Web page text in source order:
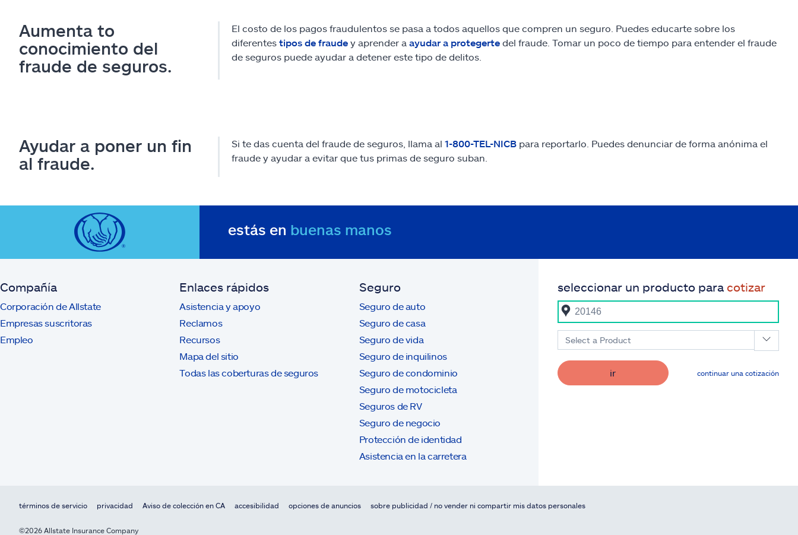
Aumenta to
conocimiento del
fraude de seguros.
El costo de los pagos fraudulentos se pasa a todos aquellos que compren un seguro. Puedes educarte sobre los
diferentes tipos de fraudey aprender a ayudar a protegertedel fraude. Tomar un poco de tiempo para entender el fraude
de seguros puede ayudar a detener este tipo de delitos.
Ayudar a poner un fin
al fraude.
Si te das cuenta del fraude de seguros, llama al 1-800-TEL-NICBpara reportarlo. Puedes denunciar de forma anónima el
fraude y ayudar a evitar que tus primas de seguro suban.
estás en buenas manos
Compañía
Corporación de Allstate
Empresas suscritoras
Empleo
Enlaces rápidos
Asistencia y apoyo
Reclamos
Recursos
Mapa del sitio
Todas las coberturas de seguros
Seguro
Seguro de auto
Seguro de casa
Seguro de vida
Seguro de inquilinos
Seguro de condominio
Seguro de motocicleta
Seguros de RV
Seguro de negocio
Protección de identidad
Asistencia en la carretera
seleccionar un producto para cotizar
Select a Product
ir continuar una cotización
términos de servicio privacidad Aviso de colección en CA accesibilidad opciones de anuncios sobre publicidad / no vender ni compartir mis datos personales
©2026 Allstate Insurance Company